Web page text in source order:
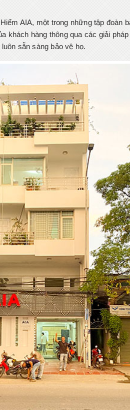
AIA, một trong những tập đoàn
khách hàng thông qua các giải
sẵn sàng bảo vệ họ.